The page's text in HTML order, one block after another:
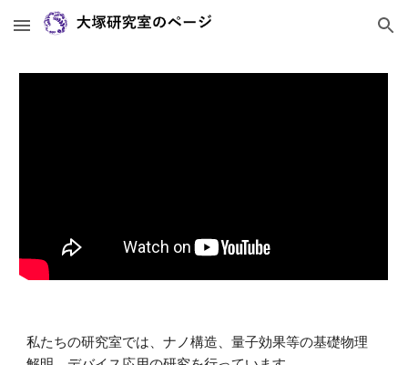
Skip to main content Skip to navigation
私たちの研究室では、ナノ構造、量子効果等の基礎物理